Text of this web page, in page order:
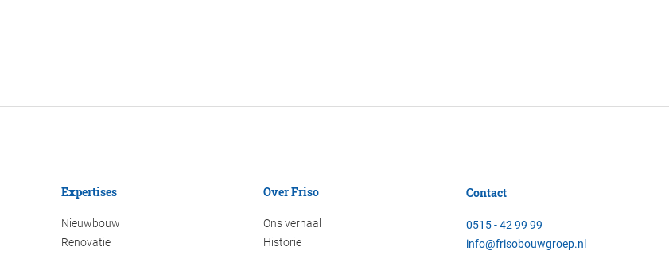
Expertises
Nieuwbouw
Renovatie
Over Friso
Ons verhaal
Historie
Contact
0515 - 42 99 99
info@frisobouwgroep.nl